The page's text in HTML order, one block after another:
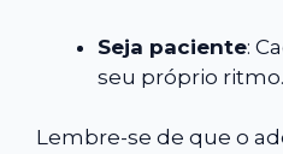
Seja paciente:
seu próprio
Lembre-se de que o